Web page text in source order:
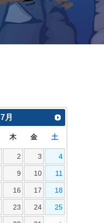
7月
木 金 土
2 3 4
9 10 11
16 17 18
23 24 25